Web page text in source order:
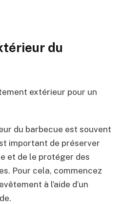
du
extérieur pour un
du barbecue est souvent
important de préserver
et de le protéger des
Pour cela, commencez
à l’aide d’un